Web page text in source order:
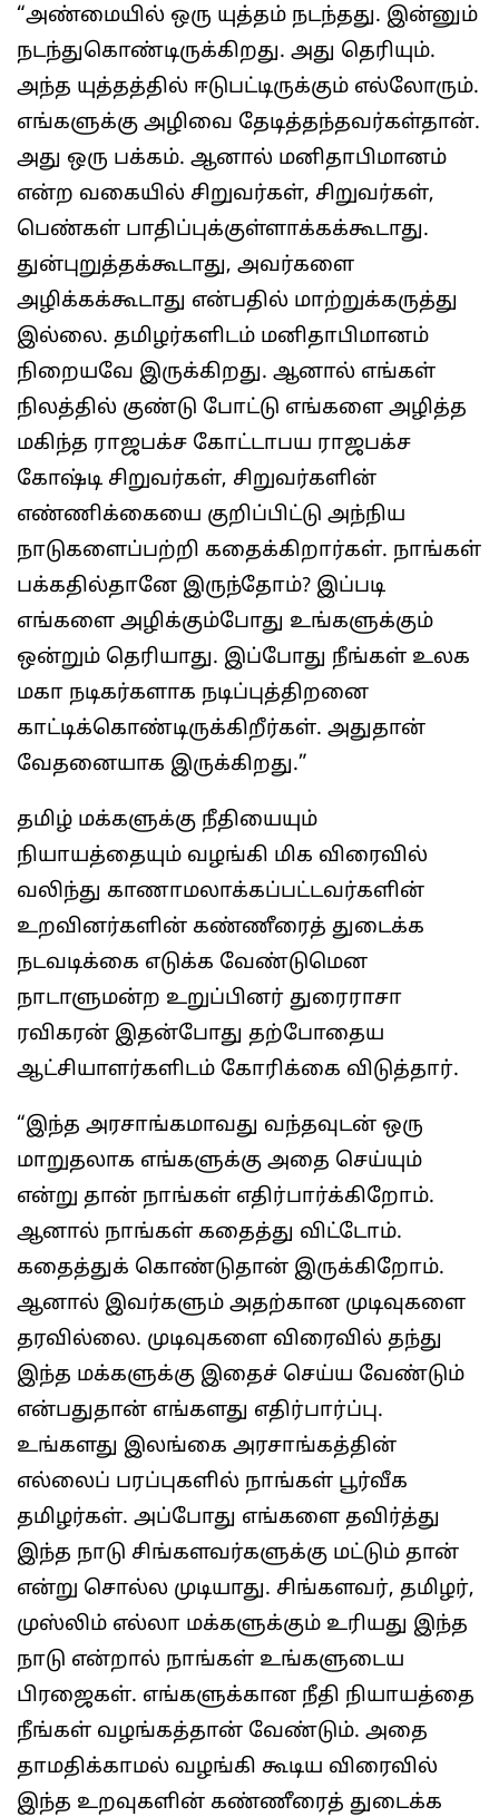
“அண்மையில் ஒரு யுத்தம் நடந்தது. இன்னும்
நடந்துகொண்டிருக்கிறது. அது தெரியும்.
அந்த யுத்தத்தில் ஈடுபட்டிருக்கும் எல்லோரும்.
எங்களுக்கு அழிவை தேடித்தந்தவர்கள்தான்.
அது ஒரு பக்கம். ஆனால் மனிதாபிமானம்
என்ற வகையில் சிறுவர்கள், சிறுவர்கள்,
பெண்கள் பாதிப்புக்குள்ளாக்கக்கூடாது.
துன்புறுத்தக்கூடாது, அவர்களை
அழிக்கக்கூடாது என்பதில் மாற்றுக்கருத்து
இல்லை. தமிழர்களிடம் மனிதாபிமானம்
நிறையவே இருக்கிறது. ஆனால் எங்கள்
நிலத்தில் குண்டு போட்டு எங்களை அழித்த
மகிந்த ராஜபக்ச கோட்டாபய ராஜபக்ச
கோஷ்டி சிறுவர்கள், சிறுவர்களின்
எண்ணிக்கையை குறிப்பிட்டு அந்நிய
நாடுகளைப்பற்றி கதைக்கிறார்கள். நாங்கள்
பக்கதில்தானே இருந்தோம்? இப்படி
எங்களை அழிக்கும்போது உங்களுக்கும்
ஒன்றும் தெரியாது. இப்போது நீங்கள் உலக
மகா நடிகர்களாக நடிப்புத்திறனை
காட்டிக்கொண்டிருக்கிறீர்கள். அதுதான்
வேதனையாக இருக்கிறது.”
தமிழ் மக்களுக்கு நீதியையும்
நியாயத்தையும் வழங்கி மிக விரைவில்
வலிந்து காணாமலாக்கப்பட்டவர்களின்
உறவினர்களின் கண்ணீரைத் துடைக்க
நடவடிக்கை எடுக்க வேண்டுமென
நாடாளுமன்ற உறுப்பினர் துரைராசா
ரவிகரன் இதன்போது தற்போதைய
ஆட்சியாளர்களிடம் கோரிக்கை விடுத்தார்.
“இந்த அரசாங்கமாவது வந்தவுடன் ஒரு
மாறுதலாக எங்களுக்கு அதை செய்யும்
என்று தான் நாங்கள் எதிர்பார்க்கிறோம்.
ஆனால் நாங்கள் கதைத்து விட்டோம்.
கதைத்துக் கொண்டுதான் இருக்கிறோம்.
ஆனால் இவர்களும் அதற்கான முடிவுகளை
தரவில்லை. முடிவுகளை விரைவில் தந்து
இந்த மக்களுக்கு இதைச் செய்ய வேண்டும்
என்பதுதான் எங்களது எதிர்பார்ப்பு.
உங்களது இலங்கை அரசாங்கத்தின்
எல்லைப் பரப்புகளில் நாங்கள் பூர்வீக
தமிழர்கள். அப்போது எங்களை தவிர்த்து
இந்த நாடு சிங்களவர்களுக்கு மட்டும் தான்
என்று சொல்ல முடியாது. சிங்களவர், தமிழர்,
முஸ்லிம் எல்லா மக்களுக்கும் உரியது இந்த
நாடு என்றால் நாங்கள் உங்களுடைய
பிரஜைகள். எங்களுக்கான நீதி நியாயத்தை
நீங்கள் வழங்கத்தான் வேண்டும். அதை
தாமதிக்காமல் வழங்கி கூடிய விரைவில்
இந்த உறவுகளின் கண்ணீரைத் துடைக்க